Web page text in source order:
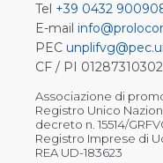
Tel +39 0432
E-mail
PEC
CF / PI 01287310302
Associazione di
Registro Unico
decreto n. 15514/
Registro Imprese di
REA UD-183623